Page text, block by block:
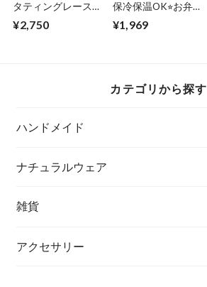
タティングレース
ブローチ
¥2,750
保冷保温OK⭐︎お弁
当 巾着バッグ
¥1,969
カテゴリから探す
ハンドメイド
ナチュラルウェア
雑貨
アクセサリー